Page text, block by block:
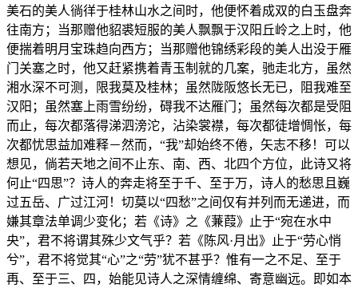
美石的美人徜徉于桂林山水之间时，他便怀着成双的白玉盘奔
往南方；当那赠他貂裘短服的美人飘飘于汉阳丘岭之上时，他
便揣着明月宝珠趋向西方；当那赠他锦绣彩段的美人出没于雁
门关塞之时，他又赶紧携着青玉制就的几案，驰走北方，虽然
湘水深不可测，限我莫及桂林；虽然陇阪悠长无已，阻我难至
汉阳；虽然塞上雨雪纷纷，碍我不达雁门；虽然每次都是受阻
而止，每次都落得涕泗滂沱，沾染裳襟，每次都徒增惆怅，每
次都忧思益加难释－然而，“我”却始终不倦，矢志不移！可以
想见，倘若天地之间不止东、南、西、北四个方位，此诗又将
何止“四思”？诗人的奔走将至于千、至于万，诗人的愁思且巍
过五岳、广过江河！切莫以“四愁”之间仅有并列而无递进，而
嫌其章法单调少变化；若《诗》之《蒹葭》止于“宛在水中
央”，君不将谓其殊少文气乎？若《陈风·月出》止于“劳心悄
兮”，君不将觉其“心”之“劳”犹不甚乎？惟有一之不足、至于
再、至于三、四，始能见诗人之深情缠绵、寄意幽远。即如本